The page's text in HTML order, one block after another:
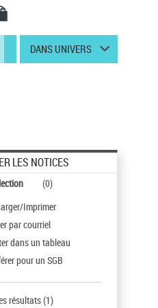
DANS UNIVERS
LES NOTICES
(0)
Imprimer
par courriel
dans un tableau
pour un SGB
résultats(1)